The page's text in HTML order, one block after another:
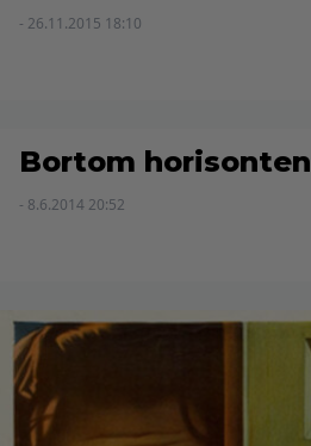
- 26.11.2015 18:10
Bortom horisonten
- 8.6.2014 20:52